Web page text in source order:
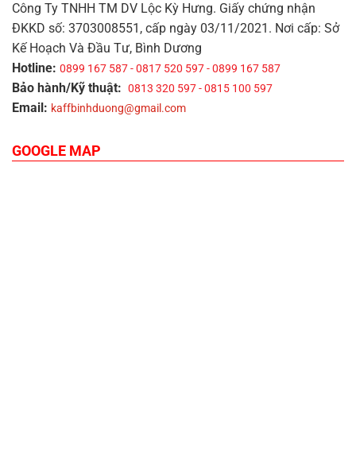
Công Ty TNHH TM DV Lộc Kỳ Hưng. Giấy chứng nhận
ĐKKD số: 3703008551, cấp ngày 03/11/2021. Nơi cấp: Sở
Kế Hoạch Và Đầu Tư, Bình Dương
Hotline: 0899 167 587 - 0817 520 597 - 0899 167 587
Bảo hành/Kỹ thuật: 0813 320 597 - 0815 100 597
Email: kaffbinhduong@gmail.com
GOOGLE MAP